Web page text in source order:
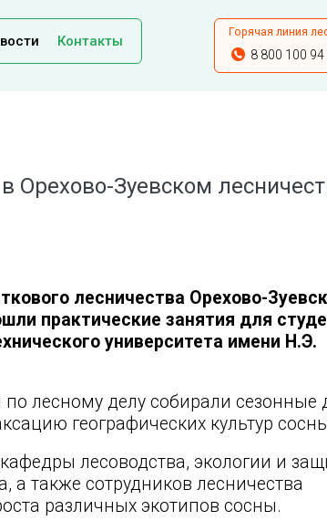
Контакты
Горячая линия
8 800 100 94
Зуевском
лесничества Орехово-
практические занятия для
университета имени Н.Э.
лесному делу собирали сезонные
географических культур
лесоводства, экологии и
а также сотрудников лесничества
различных экотипов сосны.